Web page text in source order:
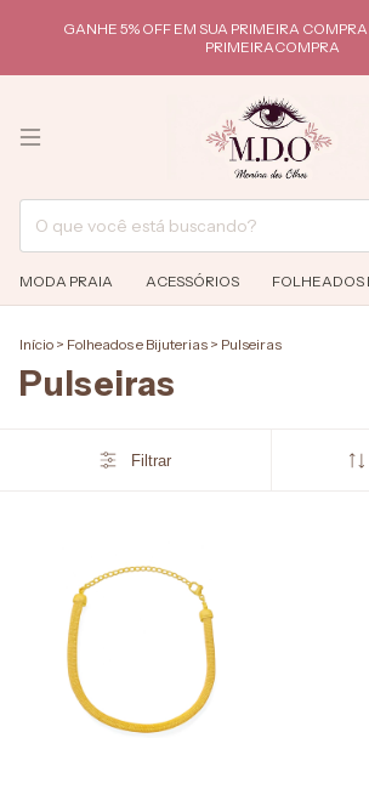
GANHE 5% OFF EM SUA PRIMEIRA
PRIMEIRACOMPRA
MODA PRAIA ACESSÓRIOS FOLHEADOS
Início > Folheados e Bijuterias > Pulseiras
Pulseiras
Filtrar